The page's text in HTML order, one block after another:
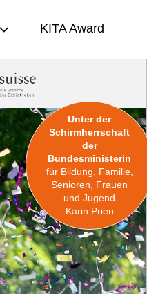
KITA Award
Unter der
Schirmherrschaft
der
Bundesministerin
für Bildung, Familie,
Senioren, Frauen
und Jugend
Karin Prien